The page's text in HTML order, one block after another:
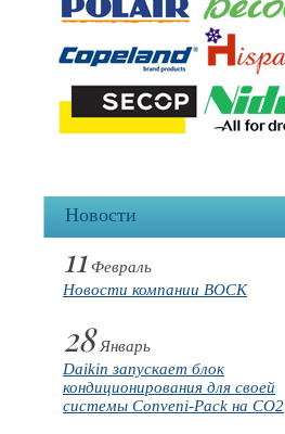
Новости
11 Февраль
Новости компании BOCK
28Январь
Daikin запускает блок
кондиционирования для своей
системы Conveni-Pack на CO2